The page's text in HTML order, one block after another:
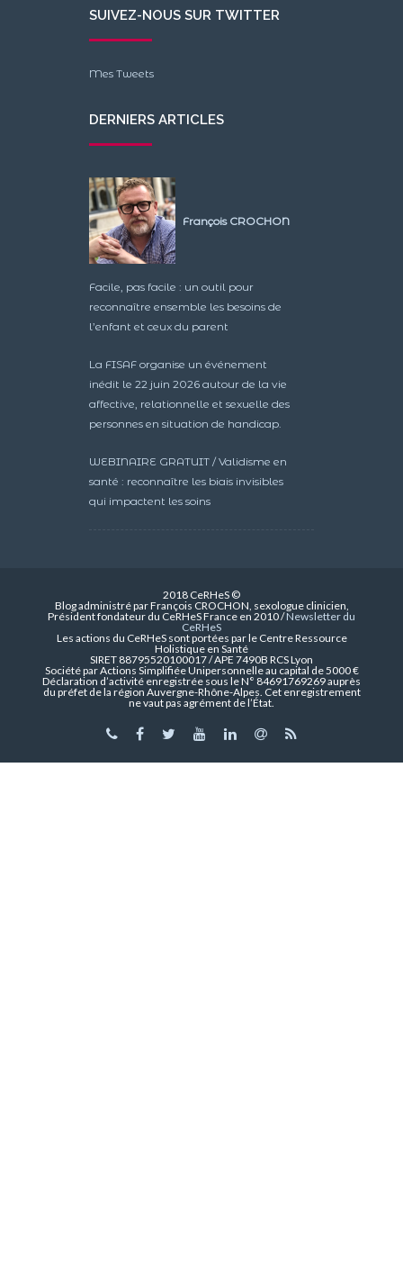
SUIVEZ-NOUS SUR TWITTER
Mes Tweets
DERNIERS ARTICLES
François CROCHON
Facile, pas facile : un outil pour
reconnaître ensemble les besoins de
l’enfant et ceux du parent
La FISAF organise un événement
inédit le 22 juin 2026 autour de la vie
affective, relationnelle et sexuelle des
personnes en situation de handicap.
WEBINAIRE GRATUIT / Validisme en
santé : reconnaître les biais invisibles
qui impactent les soins
2018 CeRHeS ©
Blog administré par François CROCHON, sexologue clinicien,
Président fondateur du CeRHeS France en 2010 /Newsletter du
CeRHeS
Les actions du CeRHeS sont portées par le Centre Ressource
Holistique en Santé
SIRET 88795520100017 / APE 7490B RCS Lyon
Société par Actions Simplifiée Unipersonnelle au capital de 5000 €
Déclaration d’activité enregistrée sous le N° 84691769269 auprès
du préfet de la région Auvergne-Rhône-Alpes. Cet enregistrement
ne vaut pas agrément de l’État.